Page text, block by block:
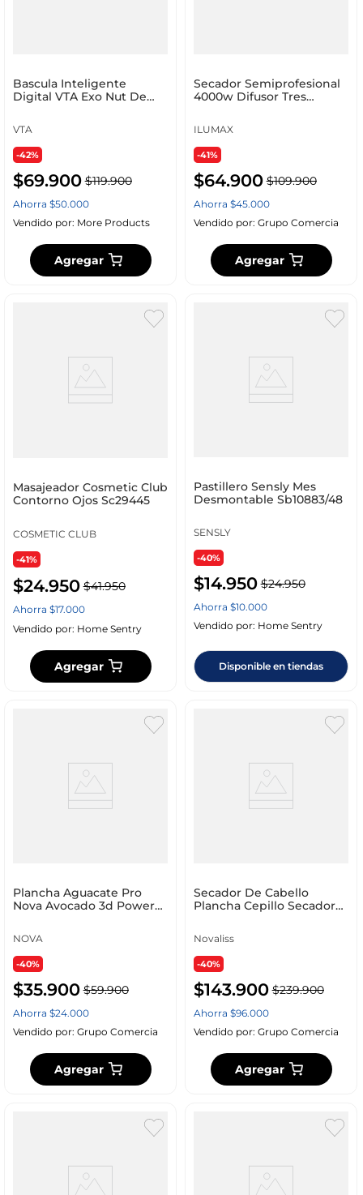
Bascula Inteligente
Digital VTA Exo Nut De
1VTA
-42%
$69.900 $119.900
Ahorra $50.000
Vendido por: More Products
Agregar
Secador Semiprofesional
4000w Difusor Tres
ILUMAX
-41%
$64.900 $109.900
Ahorra $45.000
Vendido por: Grupo Comercia
Agregar
Masajeador Cosmetic Club
Contorno Ojos Sc29445
COSMETIC CLUB
-41%
$24.950 $41.950
Ahorra $17.000
Vendido por: Home Sentry
Agregar
Pastillero Sensly Mes
Desmontable Sb10883/48
SENSLY
-40%
$14.950 $24.950
Ahorra $10.000
Vendido por: Home Sentry
Disponible en tiendas
Plancha Aguacate Pro
Nova Avocado 3d Power
NOVA
-40%
$35.900 $59.900
Ahorra $24.000
Vendido por: Grupo Comercia
Agregar
Secador De Cabello
Plancha Cepillo Secador
Profesional Verde Verde
Novaliss
-40%
$143.900 $239.900
Ahorra $96.000
Vendido por: Grupo Comercia
Agregar